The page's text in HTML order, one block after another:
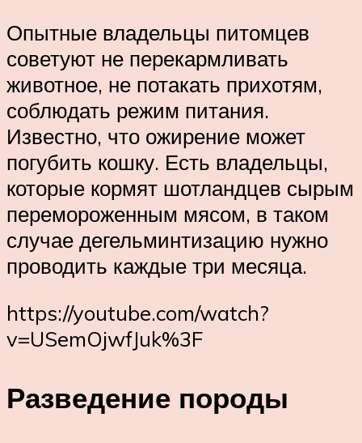
Опытные владельцы питомцев
советуют не перекармливать
животное, не потакать прихотям,
соблюдать режим питания.
Известно, что ожирение может
погубить кошку. Есть владельцы,
которые кормят шотландцев сырым
перемороженным мясом, в таком
случае дегельминтизацию нужно
проводить каждые три месяца.
https://youtube.com/watch?
v=USemOjwfJuk%3F
Разведение породы